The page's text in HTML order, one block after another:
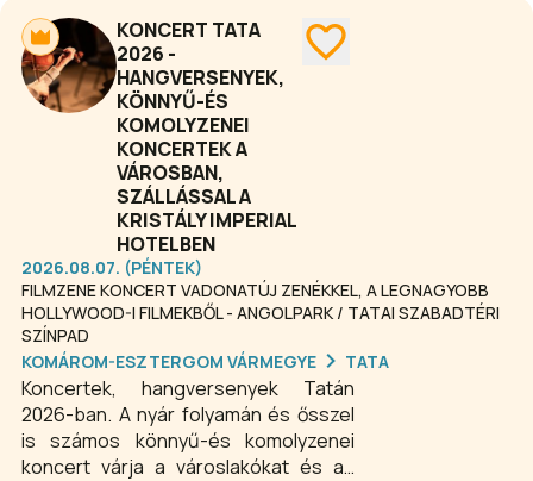
kiterjesztett valóság élményével
térhetnek haza.KONCERT TATA
2026 -
HANGVERSENYEK,
KÖNNYŰ-ÉS
KOMOLYZENEI
KONCERTEK A
VÁROSBAN,
SZÁLLÁSSAL A
KRISTÁLY IMPERIAL
HOTELBEN
2026.08.07. (PÉNTEK)
FILMZENE KONCERT VADONATÚJ ZENÉKKEL, A LEGNAGYOBB
HOLLYWOOD-I FILMEKBŐL - ANGOLPARK / TATAI SZABADTÉRI
SZÍNPAD
KOMÁROM-ESZTERGOM VÁRMEGYE
TATA
Koncertek, hangversenyek Tatán
2026-ban. A nyár folyamán és ősszel
is számos könnyű-és komolyzenei
koncert várja a városlakókat és az